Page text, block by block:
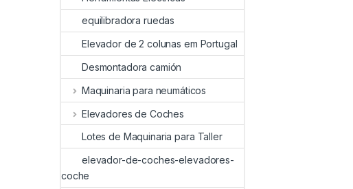
equilibradora ruedas
Elevador de 2 colunas em Portugal
Desmontadora camión
Maquinaria para neumáticos
Elevadores de Coches
Lotes de Maquinaria para Taller
elevador-de-coches-elevadores-
coche